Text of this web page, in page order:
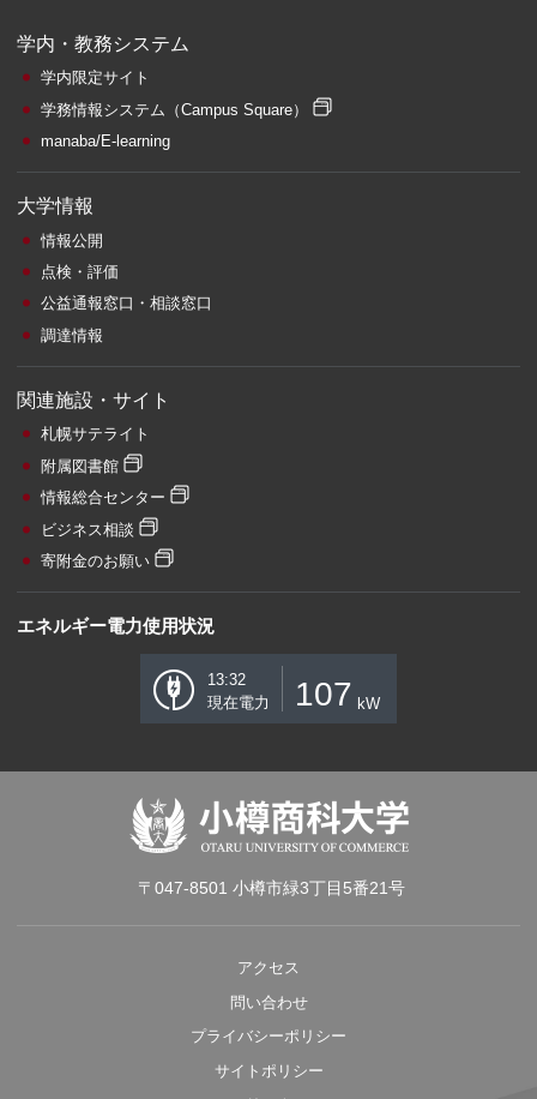
学内・教務システム
学内限定サイト
学務情報システム （Campus Square）
manaba/E-learning
大学情報
情報公開
点検・評価
公益通報窓口・相談窓口
調達情報
関連施設・サイト
札幌サテライト
附属図書館
情報総合センター
ビジネス相談
寄附金のお願い
エネルギー電力使用状況
13:32
現在電力
107 kW
〒047-8501 小樽市緑3丁目5番21号
アクセス
問い合わせ
プライバシーポリシー
サイトポリシー